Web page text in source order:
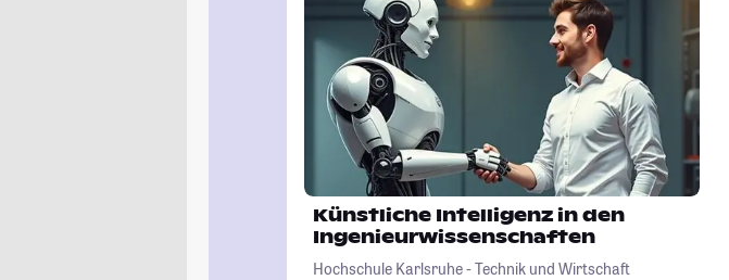
Künstliche Intelligenz in den
Ingenieurwissenschaften
Hochschule Karlsruhe - Technik und Wirtschaft